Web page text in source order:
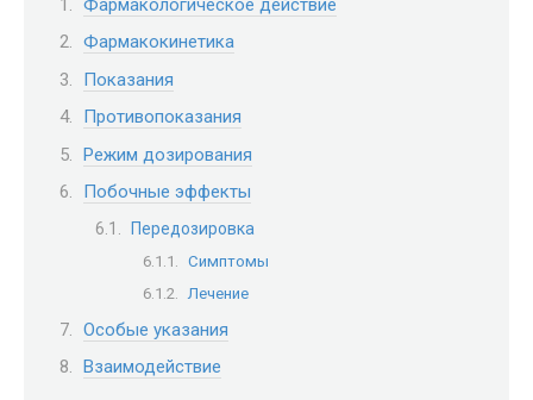
Фармакокинетика
Показания
Противопоказания
Режим дозирования
Побочные эффекты
Передозировка
Симптомы
Лечение
Особые указания
Взаимодействие